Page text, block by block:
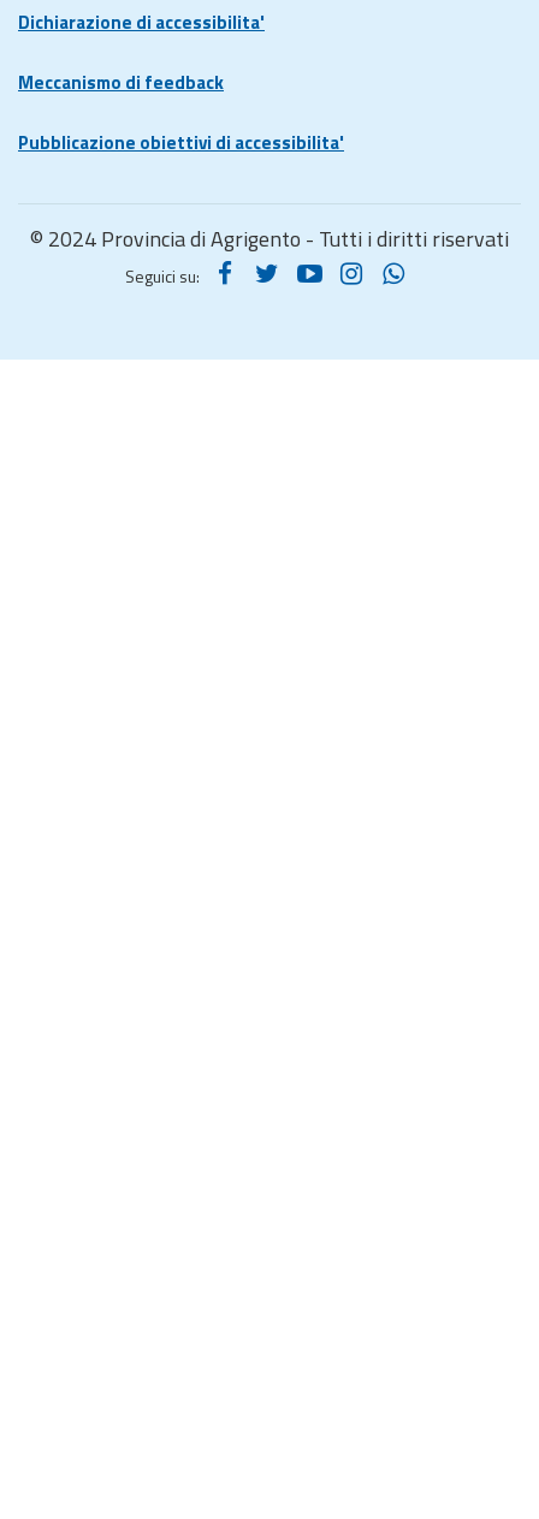
Dichiarazione di accessibilita'
Meccanismo di feedback
Pubblicazione obiettivi di accessibilita'
© 2024 Provincia di Agrigento - Tutti i diritti riservati
Seguici su: